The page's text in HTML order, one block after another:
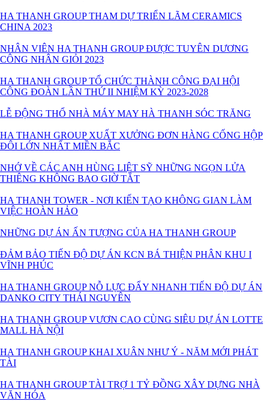
HA THANH GROUP THAM DỰ TRIỂN LÃM CERAMICS
CHINA 2023
NHÂN VIÊN HA THANH GROUP ĐƯỢC TUYÊN DƯƠNG
CÔNG NHÂN GIỎI 2023
HA THANH GROUP TỔ CHỨC THÀNH CÔNG ĐẠI HỘI
CÔNG ĐOÀN LẦN THỨ II NHIỆM KỲ 2023-2028
LỄ ĐỘNG THỔ NHÀ MÁY MAY HÀ THANH SÓC TRĂNG
HA THANH GROUP XUẤT XƯỞNG ĐƠN HÀNG CỐNG HỘP
ĐÔI LỚN NHẤT MIỀN BẮC
NHỚ VỀ CÁC ANH HÙNG LIỆT SỸ NHỮNG NGỌN LỬA
THIÊNG KHÔNG BAO GIỜ TẮT
HA THANH TOWER - NƠI KIẾN TẠO KHÔNG GIAN LÀM
VIỆC HOÀN HẢO
NHỮNG DỰ ÁN ẤN TƯỢNG CỦA HA THANH GROUP
ĐẢM BẢO TIẾN ĐỘ DỰ ÁN KCN BÁ THIỆN PHÂN KHU I
VĨNH PHÚC
HA THANH GROUP NỖ LỰC ĐẨY NHANH TIẾN ĐỘ DỰ ÁN
DANKO CITY THÁI NGUYÊN
HA THANH GROUP VƯƠN CAO CÙNG SIÊU DỰ ÁN LOTTE
MALL HÀ NỘI
HA THANH GROUP KHAI XUÂN NHƯ Ý - NĂM MỚI PHÁT
TÀI
HA THANH GROUP TÀI TRỢ 1 TỶ ĐỒNG XÂY DỰNG NHÀ
VĂN HÓA